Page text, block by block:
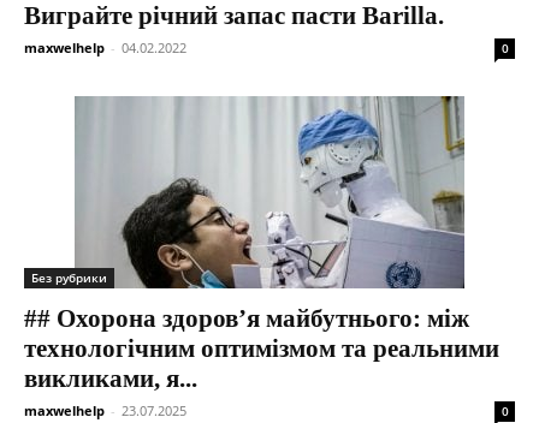
Виграйте річний запас пасти Barilla.
maxwelhelp - 04.02.2022 0
Без рубрики
## Охорона здоров’я майбутнього: між
технологічним оптимізмом та реальними
викликами, я...
maxwelhelp - 23.07.2025 0